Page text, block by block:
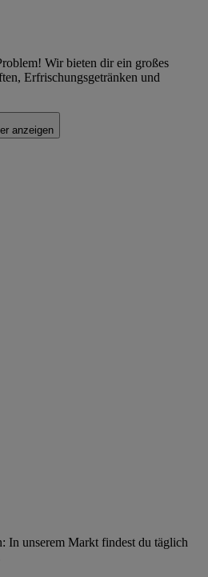
Wir bieten dir ein großes
Erfrischungsgetränken und
anzeigen
In unserem Markt findest du täglich